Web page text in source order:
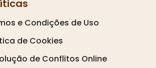
e Condições de Uso
de Cookies
de Conflitos Online